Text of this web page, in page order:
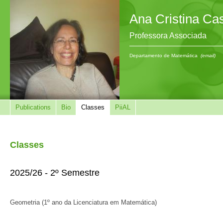
Ana Cristina
Professora Associada
Departamento de Matemática (email)
Publications Bio Classes PiiAL
Classes
2025/26 - 2º Semestre
Geometria (1º ano da Licenciatura em Matemática)